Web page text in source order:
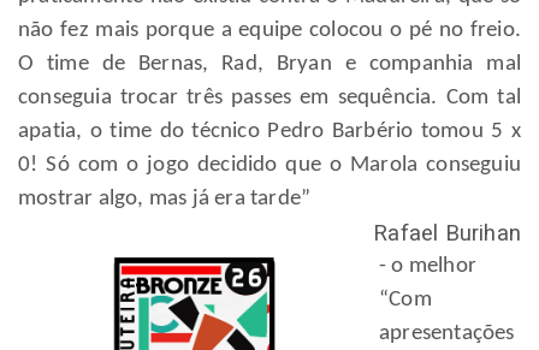
não fez mais porque a equipe colocou o pé no freio.
O time de Bernas, Rad, Bryan e companhia mal
conseguia trocar três passes em sequência. Com tal
apatia, o time do técnico Pedro Barbério tomou 5 x
0! Só com o jogo decidido que o Marola conseguiu
mostrar algo, mas já era tarde”
Rafael Burihan
- o melhor
“Com
apresentações